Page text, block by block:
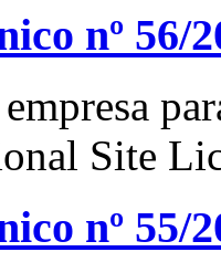
nº 56/
Site
nº 55/